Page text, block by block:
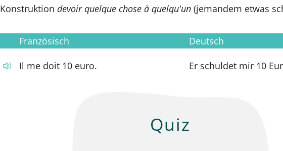
Konstruktion devoir quelque chose à quelqu'un (jemandem etwas
Französisch
Deutsch
Il me doit 10 euro.
Er schuldet mir 10
Quiz